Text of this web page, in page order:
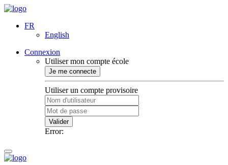
FR
English
Connexion
Utiliser mon compte école
Je me connecte
Utiliser un compte provisoire
Valider
Error: